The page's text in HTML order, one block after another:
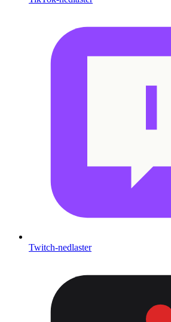
Twitch-nedlaster